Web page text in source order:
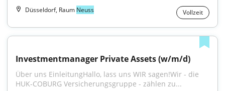
Düsseldorf, Raum Neuss Vollzeit
Investmentmanager Private Assets (w/m/d)
Über uns EinleitungHallo, lass uns WIR sagen!Wir - die
HUK-COBURG Versicherungsgruppe - zählen zu...